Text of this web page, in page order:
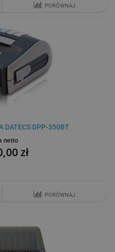
PORÓWNAJ
DATECS DPP-350BT
netto
zł
PORÓWNAJ